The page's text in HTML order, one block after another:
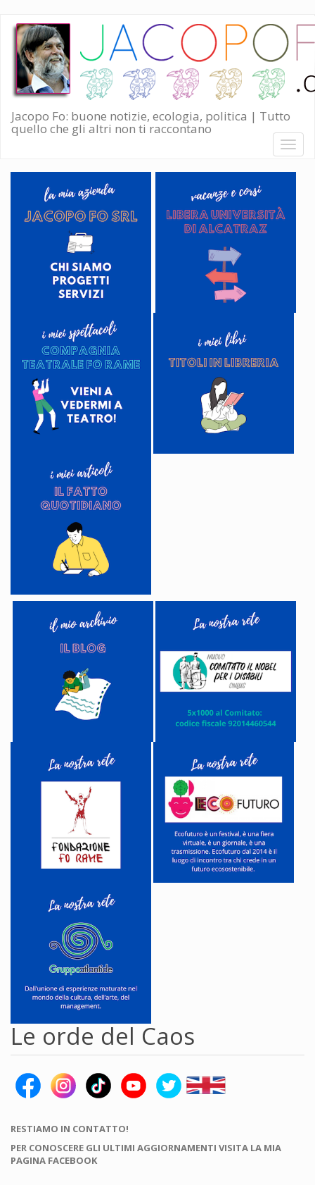
Salta
contenuto
principale
Jacopo Fo: buone notizie, ecologia, politica | Tutto
quello che gli altri non ti raccontano
Toggle
Le orde del Caos
RESTIAMO IN CONTATTO!
PER CONOSCERE GLI ULTIMI AGGIORNAMENTI VISITA LA MIA
PAGINA FACEBOOK